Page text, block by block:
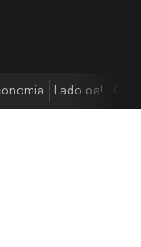
Lado oa!